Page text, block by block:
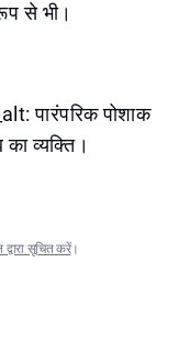
से भी।
पारंपरिक पोशाक
व्यक्ति।
सूचित करें।